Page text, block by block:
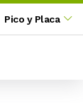
Pico y Placa